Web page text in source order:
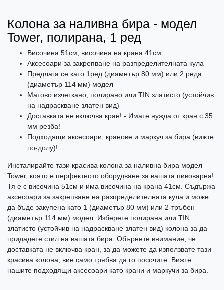
Колона за наливна бира - модел
Tower, полирана, 1 ред
Височина 51см, височина на крана 41см
Аксесоари за закрепване на разпределителната кула
Предлага се като 1ред (диаметър 80 мм) или 2 реда
(диаметър 114 мм) модел
Матово изчеткано, полирано или TIN златисто (устойчив
на надраскване златен вид)
Доставката не включва кран! - Имате нужда от кран с 35
мм резба!
Подходящи аксесоари, кранове и маркуч за бира (вижте
по-долу)!
Инсталирайте тази красива колона за наливна бира модел
Tower, която е перфектното оборудване за вашата пивоварна!
Тя е с височина 51см и има височина на крана 41см. Съдържа
аксесоари за закрепване на разпределителната кула и може
да бъде закупена като 1 (диаметър 80 мм) или 2-тръбен
(диаметър 114 мм) модел. Изберете полирана или TIN
златисто (устойчив на надраскване златен вид) колона за да
придадете стил на вашата бира. Обърнете внимание, че
доставката не включва кран, за да можете да използвате тази
красива колона, вие само трябва да го посочите. Вижте
нашите подходящи аксесоари като крани и маркучи за бира.